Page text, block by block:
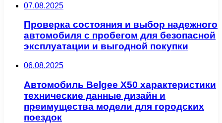
07.08.2025
Проверка состояния и выбор надежного
автомобиля с пробегом для безопасной
эксплуатации и выгодной покупки
06.08.2025
Автомобиль Belgee X50 характеристики
технические данные дизайн и
преимущества модели для городских
поездок